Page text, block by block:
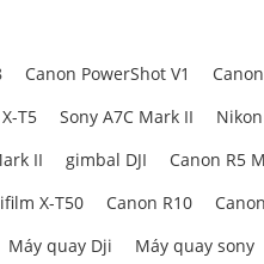
Canon PowerShot V1
T5 Sony A7C Mark II
II gimbal DJI Canon R5
X-T50 Canon R10
Máy quay Dji Máy quay sony